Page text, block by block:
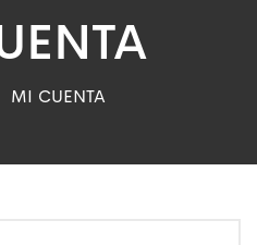
MI CUENTA